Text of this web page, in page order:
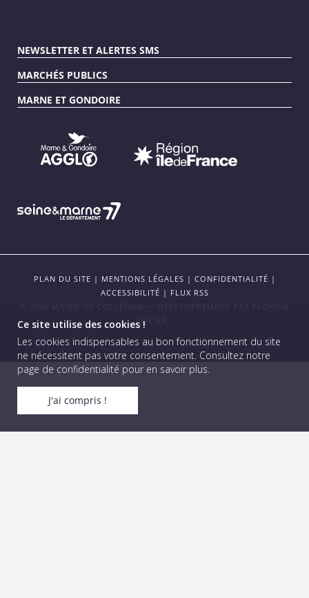
Ce site utilise des cookies !
Les cookies indispensables au bon fonctionnement du site
ne nécessitent pas votre consentement. Consultez notre
page de confidentialité pour en savoir plus.
J'ai compris !
NEWSLETTER ET ALERTES SMS
MARCHÉS PUBLICS
MARNE ET GONDOIRE
PLAN DU SITE | MENTIONS LÉGALES | CONFIDENTIALITÉ |
ACCESSIBILITÉ | FLUX RSS
VIEIRA